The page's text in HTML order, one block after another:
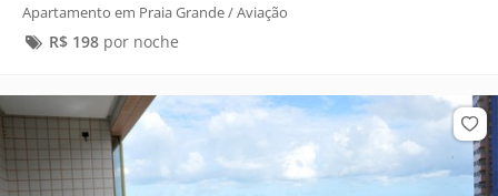
Apartamento em Praia Grande / Aviação
R$ 198por noche